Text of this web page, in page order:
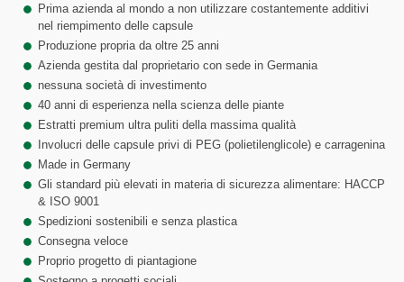
Prima azienda al mondo a non utilizzare costantemente additivi
nel riempimento delle capsule
Produzione propria da oltre 25 anni
Azienda gestita dal proprietario con sede in Germania
nessuna società di investimento
40 anni di esperienza nella scienza delle piante
Estratti premium ultra puliti della massima qualità
Involucri delle capsule privi di PEG (polietilenglicole) e carragenina
Made in Germany
Gli standard più elevati in materia di sicurezza alimentare: HACCP
& ISO 9001
Spedizioni sostenibili e senza plastica
Consegna veloce
Proprio progetto di piantagione